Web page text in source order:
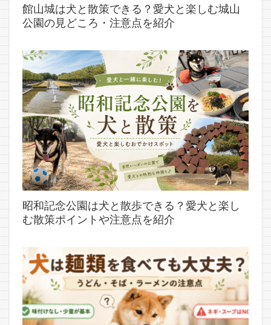
館山城は犬と散策できる？愛犬と楽しむ城山
公園の見どころ・注意点を紹介
昭和記念公園は犬と散歩できる？愛犬と楽し
む散策ポイントや注意点を紹介